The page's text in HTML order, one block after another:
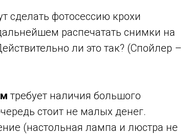
сделать фотосессию крохи
распечатать снимки на
ли это так? (Спойлер –
требует наличия большого
стоит не малых денег.
(настольная лампа и люстра не